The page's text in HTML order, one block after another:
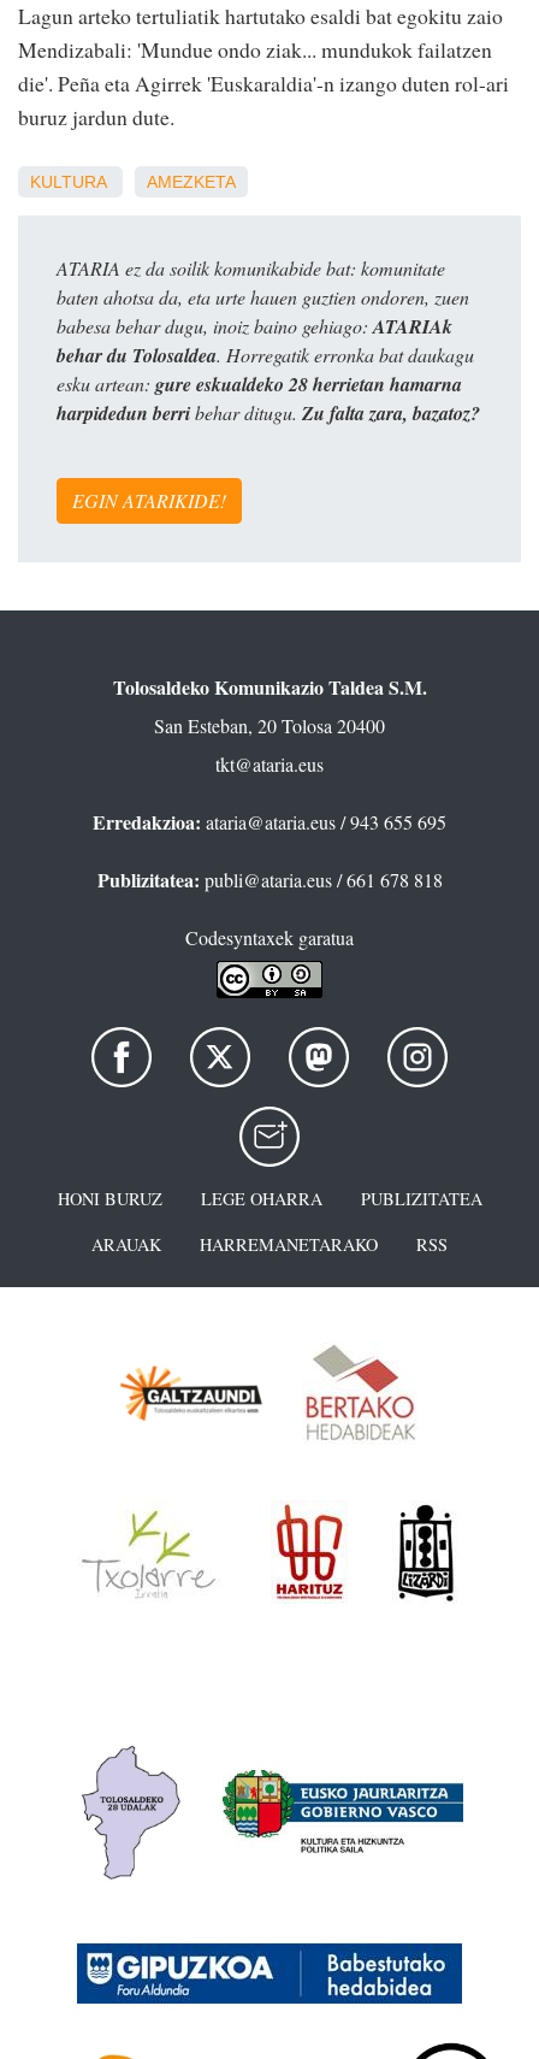
Lagun arteko tertuliatik hartutako esaldi bat egokitu zaio
Mendizabali: 'Mundue ondo ziak... mundukok failatzen
die'. Peña eta Agirrek 'Euskaraldia'-n izango duten rol-ari
buruz jardun dute.
KULTURA AMEZKETA
ATARIA ez da soilik komunikabide bat: komunitate
baten ahotsa da, eta urte hauen guztien ondoren, zuen
babesa behar dugu, inoiz baino gehiago: ATARIAk
behar du Tolosaldea. Horregatik erronka bat daukagu
esku artean: gure eskualdeko 28 herrietan hamarna
harpidedun berribehar ditugu. Zu falta zara, bazatoz?
EGIN ATARIKIDE!
Tolosaldeko Komunikazio Taldea S.M.
San Esteban, 20 Tolosa 20400
tkt@ataria.eus
Erredakzioa: ataria@ataria.eus/ 943 655 695
Publizitatea: publi@ataria.eus/ 661 678 818
Codesyntaxek garatua
HONI BURUZ LEGE OHARRA
PUBLIZITATEA
ARAUAK
HARREMANETARAKO RSS